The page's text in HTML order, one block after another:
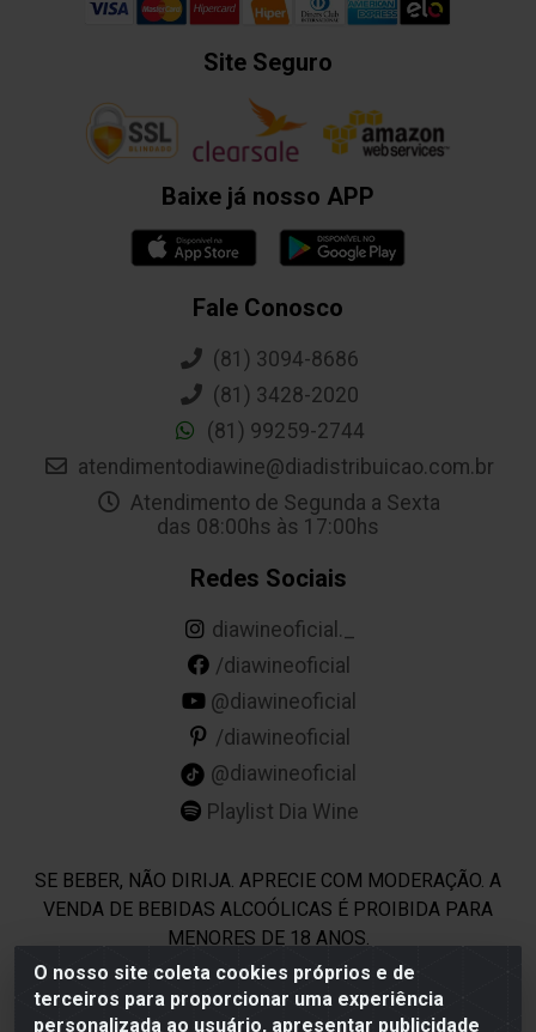
O nosso site coleta cookies próprios e de
terceiros para proporcionar uma experiência
personalizada ao usuário, apresentar publicidade
Site Seguro
Baixe já nosso APP
Fale Conosco
(81) 3094-8686
(81) 3428-2020
(81) 99259-2744
atendimentodiawine@diadistribuicao.com.br
Atendimento de Segunda a Sexta
das 08:00hs às 17:00hs
Redes Sociais
diawineoficial._
/diawineoficial
@diawineoficial
/diawineoficial
@diawineoficial
Playlist Dia Wine
SE BEBER, NÃO DIRIJA. APRECIE COM MODERAÇÃO. A
VENDA DE BEBIDAS ALCOÓLICAS É PROIBIDA PARA
MENORES DE 18 ANOS.
Dia Wine - Rodovia BR 232 KM 22,5 - Moreno/PE - CEP 54800-